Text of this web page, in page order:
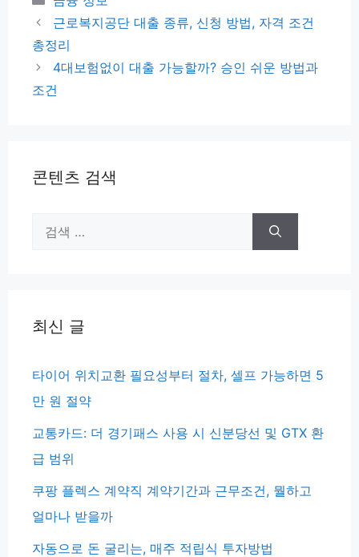
테
리
근로복지공단 대출 종류, 신청 방법, 자격 조건
총정리
4대보험없이 대출 가능할까? 승인 쉬운 방법과
조건
콘텐츠 검색
최신 글
타이어 위치교환 필요성부터 절차, 셀프 가능하면 5
만 원 절약
교통카드: 더 경기패스 사용 시 신분당선 및 GTX 환
급 범위
쿠팡 플렉스 계약직 계약기간과 근무조건, 뭘하고
얼마나 받을까
자동으로 돈 굴리는, 매주 적립식 투자방법